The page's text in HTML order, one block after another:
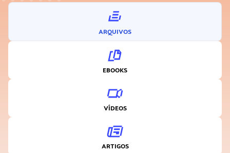
ARQUIVOS
EBOOKS
VÍDEOS
ARTIGOS